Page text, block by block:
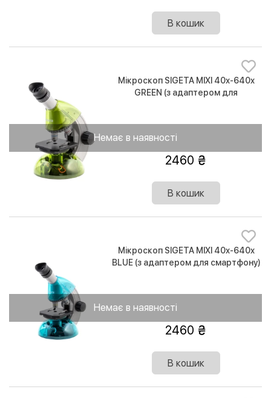
В кошик
Немає в наявності
Мікроскоп SIGETA MIXI 40x-640x
GREEN (з адаптером для
2460
В кошик
Немає в наявності
Мікроскоп SIGETA MIXI 40x-640x
BLUE (з адаптером для смартфону)
2460
В кошик